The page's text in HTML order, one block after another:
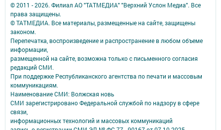
© 2011 - 2026. Филиал АО "ТАТМЕДИА" "Верхний Услон Медиа". Все
права защищены.
© ТАТМЕДИА. Все материалы, размещенные на сайте, защищены
законом.
Перепечатка, воспроизведение и распространение в любом объеме
информации,
размещенной на сайте, возможна только с письменного согласия
редакций СМИ.
При поддержке Республиканского агентства по печати и массовым
коммуникациям.
Наименование СМИ: Волжская новь
СМИ зарегистрировано Федеральной службой по надзору в сфере
связи,
информационных технологий и массовых коммуникаций